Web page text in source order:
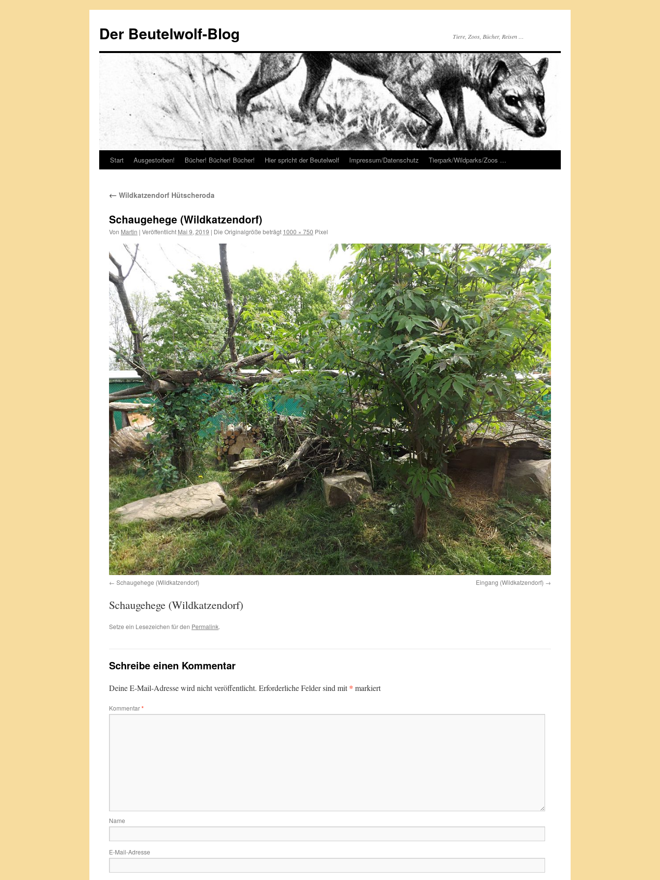
springen
Der Beutelwolf-Blog Tiere, Zoos, Bücher, Reisen …
Start Ausgestorben! Bücher! Bücher! Bücher! Hier spricht der Beutelwolf Impressum/Datenschutz Tierpark/Wildparks/Zoos …
← Wildkatzendorf Hütscheroda
Schaugehege (Wildkatzendorf)
Von Martin | Veröffentlicht Mai 9, 2019 | Die Originalgröße beträgt 1000 × 750 Pixel
Schaugehege (Wildkatzendorf) Eingang (Wildkatzendorf)
Schaugehege (Wildkatzendorf)
Setze ein Lesezeichen für den Permalink.
Schreibe einen Kommentar
Deine E-Mail-Adresse wird nicht veröffentlicht. Erforderliche Felder sind mit* markiert
Kommentar*
Name
E-Mail-Adresse